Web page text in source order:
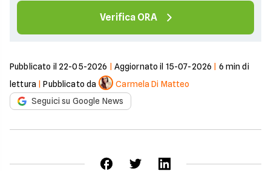
Verifica ORA
Pubblicato il 22-05-2026 Aggiornato il 15-07-2026 6 min di
lettura |Pubblicato da
Carmela Di Matteo
Seguici su Google News